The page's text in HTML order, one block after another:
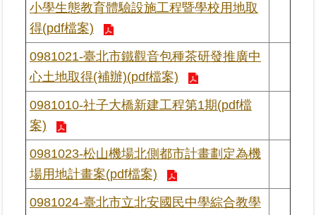
政
管
地
小學生態教育體驗設施工程暨學校用地取
得(pdf檔案)
0981021-臺北市鐵觀音包種茶研發推廣中
心土地取得(補辦)(pdf檔案)
0981010-社子大橋新建工程第1期(pdf檔
案)
0981023-松山機場北側都市計畫劃定為機
場用地計畫案(pdf檔案)
0981024-臺北市立北安國民中學綜合教學